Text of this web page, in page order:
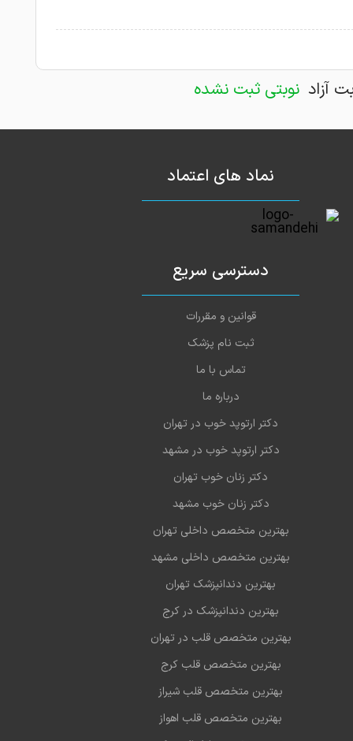
آزاد نوبتی ثبت نشده
نماد های اعتماد
دسترسی سریع
قوانین و مقررات
ثبت نام پزشک
تماس با ما
درباره ما
دکتر ارتوپد خوب در تهران
دکتر ارتوپد خوب در مشهد
دکتر زنان خوب تهران
دکتر زنان خوب مشهد
بهترین متخصص داخلی تهران
بهترین متخصص داخلی مشهد
بهترین دندانپزشک تهران
بهترین دندانپزشک در کرج
بهترین متخصص قلب در تهران
بهترین متخصص قلب کرج
بهترین متخصص قلب شیراز
بهترین متخصص قلب اهواز